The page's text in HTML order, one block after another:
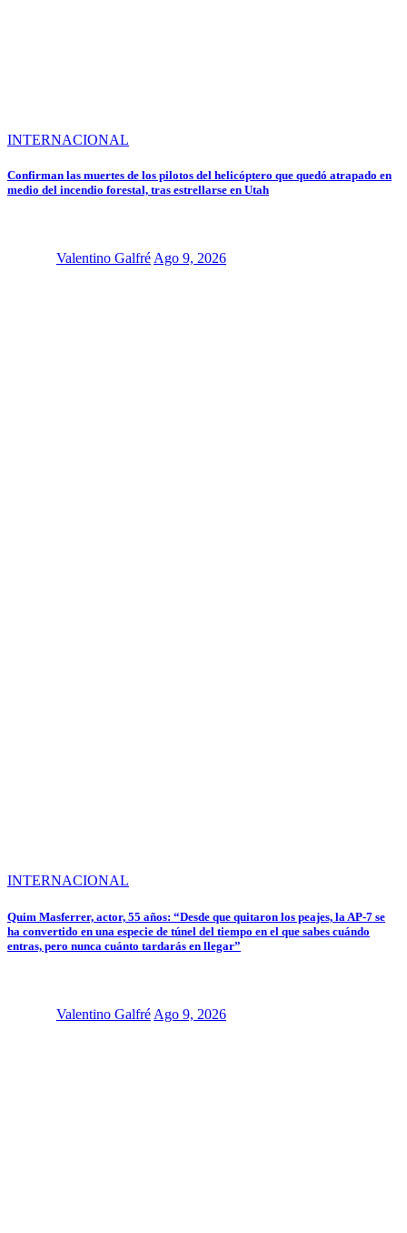
INTERNACIONAL
Confirman las muertes de los pilotos del helicóptero que quedó atrapado en
medio del incendio forestal, tras estrellarse en Utah
Valentino GalfréAgo 9, 2026
INTERNACIONAL
Quim Masferrer, actor, 55 años: “Desde que quitaron los peajes, la AP-7 se
ha convertido en una especie de túnel del tiempo en el que sabes cuándo
entras, pero nunca cuánto tardarás en llegar”
Valentino Galfré Ago 9, 2026